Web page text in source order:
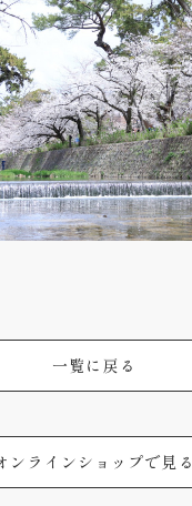
一覧に戻る
ンラインショップで見る